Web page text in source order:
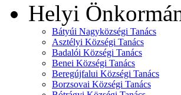
Helyi
Bátyúi Nagyközségi Tanács
Asztélyi Községi Tanács
Badalói Községi Tanács
Benei Községi Tanács
Beregújfalui Községi Tanács
Borzsovai Községi Tanács